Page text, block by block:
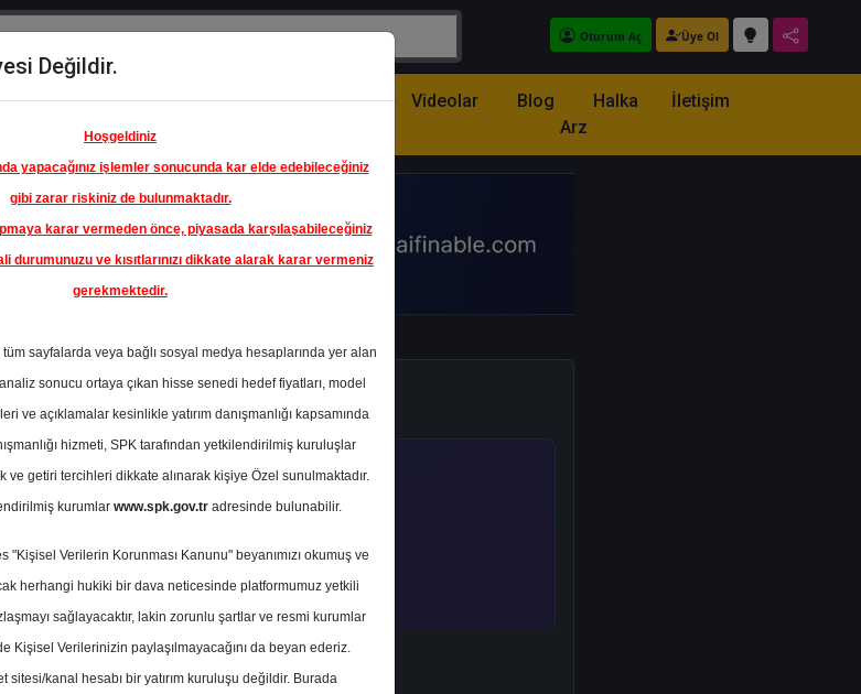
Oturum Aç Üye Ol
Öne
Çıkanlar
Raporlar Partnerlerimiz Videolar Blog
Halka
Arz
İletişim
Yatırım Rapor Detay
Değildir.
Hoşgeldiniz
yapacağınız işlemler sonucunda kar elde edebileceğiniz
gibi zarar riskiniz de bulunmaktadır.
karar vermeden önce, piyasada karşılaşabileceğiniz
durumunuzu ve kısıtlarınızı dikkate alarak karar vermeniz
gerekmektedir.
sayfalarda veya bağlı sosyal medya hesaplarında yer alan
sonucu ortaya çıkan hisse senedi hedef fiyatları, model
ve açıklamalar kesinlikle yatırım danışmanlığı kapsamında
hizmeti, SPK tarafından yetkilendirilmiş kuruluşlar
ve getiri tercihleri dikkate alınarak kişiye Özel sunulmaktadır.
kurumlar www.spk.gov.tradresinde bulunabilir.
"Kişisel Verilerin Korunması Kanunu" beyanımızı okumuş ve
herhangi hukiki bir dava neticesinde platformumuz yetkili
sağlayacaktır, lakin zorunlu şartlar ve resmi kurumlar
Kişisel Verilerinizin paylaşılmayacağını da beyan ederiz.
sitesi/kanal hesabı bir yatırım kuruluşu değildir. Burada